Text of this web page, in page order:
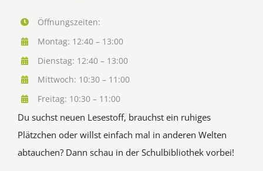
Öffnungszeiten:
Montag: 12:40 – 13:00
Dienstag: 12:40 – 13:00
Mittwoch: 10:30 – 11:00
Freitag: 10:30 – 11:00
Du suchst neuen Lesestoff, brauchst ein ruhiges
Plätzchen oder willst einfach mal in anderen Welten
abtauchen? Dann schau in der Schulbibliothek vorbei!